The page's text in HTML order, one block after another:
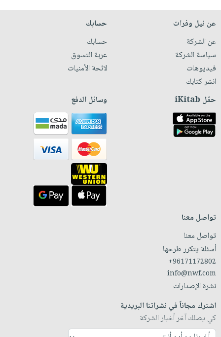
عن نيل وفرات
عن الشركة
سياسة الشركة
فيديوهات
انشر كتابك
حسابك
حسابك
عربة التسوق
لائحة الأمنيات
حمّل iKitab وسائل الدفع
تواصل معنا
تواصل معنا
أسئلة يتكرر طرحها
+96171172802
info@nwf.com
نشرة الإصدارات
اشترك مجاناً في نشراتنا البريدية
كي يصلك آخر أخبار الشركة